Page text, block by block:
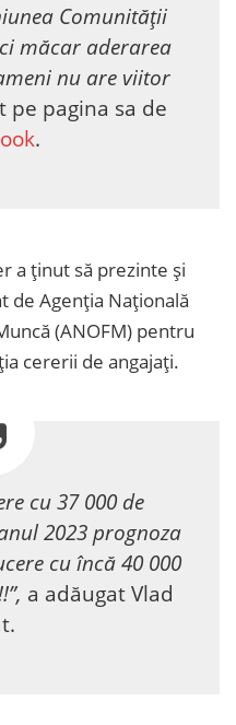
Comunității
măcar aderarea
nu are viitor
pe pagina sa de
.
a ținut să prezinte și
de Agenția Națională
(ANOFM) pentru
cererii de angajați.
cu 37 000 de
2023 prognoza
cu încă 40 000
a adăugat Vlad